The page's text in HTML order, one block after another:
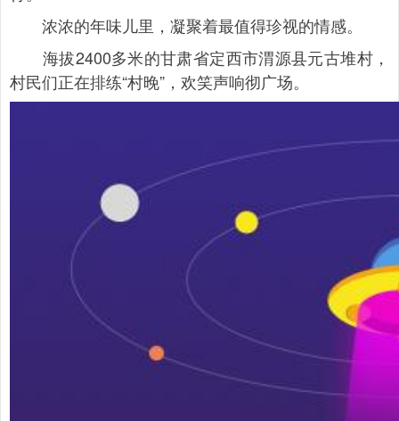
浓浓的年味儿里，凝聚着最值得珍视的情感。
海拔2400多米的甘肃省定西市渭源县元古堆村，
村民们正在排练“村晚”，欢笑声响彻广场。